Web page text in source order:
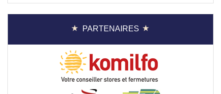
PARTENAIRES